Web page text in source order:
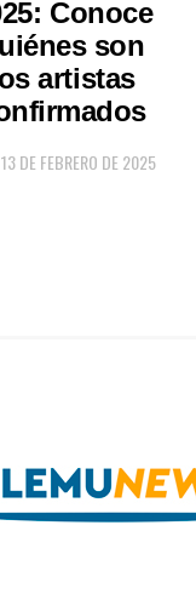
Conoce
son
artistas
13 DE FEBRERO DE 2025